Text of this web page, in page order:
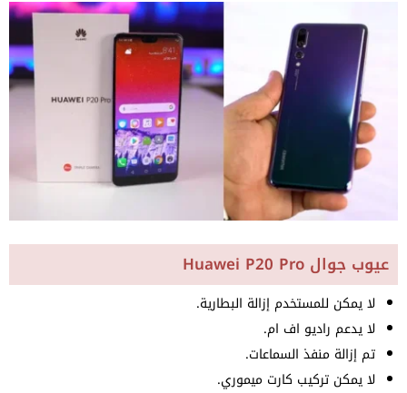
عيوب جوال Huawei P20 Pro
لا يمكن للمستخدم إزالة البطارية.
لا يدعم راديو اف ام.
تم إزالة منفذ السماعات.
لا يمكن تركيب كارت ميموري.